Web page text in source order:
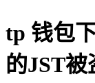
tp 钱包
的JST